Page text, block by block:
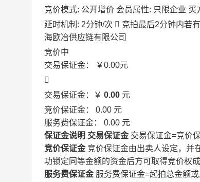
竞价模式: 公开增价 会员属性: 只限企业 买
延时机制: 2分钟/次  竞拍最后2分钟内若
海欧冶供应链有限公司
竞价中
交易保证金：
￥0.00元

交易保证金：￥ 0.00 元
竞价保证金： 0.00 元
服务费保证金： 0.00 元
保证金说明 交易保证金 交易保证金=竞价
竞价保证金 竞价保证金由出卖人设定，并
功锁定同等金额的资金后方可取得竞价权
服务费保证金 服务费保证金=起拍总金额